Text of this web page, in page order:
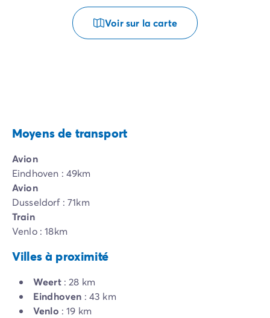
Voir sur la carte
Moyens de transport
Avion
Eindhoven : 49km
Avion
Dusseldorf : 71km
Train
Venlo : 18km
Villes à proximité
Weert: 28 km
Eindhoven : 43 km
Venlo : 19 km